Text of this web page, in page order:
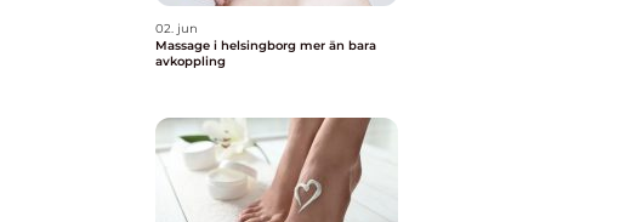
02. jun
Massage i helsingborg mer än bara
avkoppling